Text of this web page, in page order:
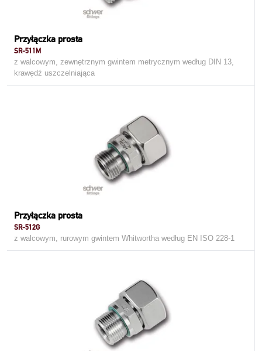
Przyłączka prosta
SR-511M
z walcowym, zewnętrznym gwintem metrycznym według DIN 13,
krawędź uszczelniająca
Przyłączka prosta
SR-512G
z walcowym, rurowym gwintem Whitwortha według EN ISO 228-1